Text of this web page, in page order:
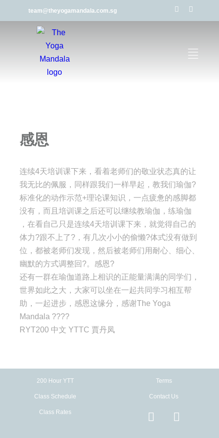
team@theyogamandala.com.sg
感恩
连续4天培训课下来，看着老师们的敬业状态真的让
我无比的佩服，同样跟我们一样早起，教我们瑜伽?
标准化的动作示范+理论课知识，一点疲惫的感脚都
没有，而且培训课之后还可以继续教瑜伽，练瑜伽
，在看自己只是连续4天培训课下来，就觉得自己的
体力?跟不上了?，有几次小小的偷懒?体式没有做到
位，都被老师们发现，然后被老师们用耐心、细心、
幽默的方式调整回?。感恩?
还有一群在瑜伽道路上相识的正能量满满的同学们，
世界如此之大，大家可以坐在一起共同学习相互帮
助，一起进步，感恩这缘分，感谢The Yoga
Mandala ????
RYT200 中文 YTTC 賈丹凤
200 Hour YTT
Class Schedule
Class Rates
Terms
Contact Us